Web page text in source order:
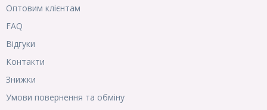
Оптовим клієнтам
FAQ
Відгуки
Контакти
Знижки
Умови повернення та обміну